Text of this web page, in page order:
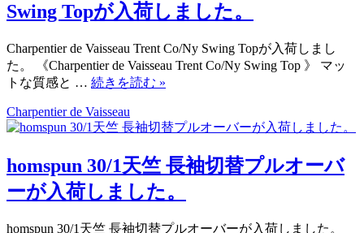
Swing Topが入荷しました。
Charpentier de Vaisseau Trent Co/Ny Swing Topが入荷しまし
た。 《Charpentier de Vaisseau Trent Co/Ny Swing Top 》 マッ
トな質感と … 続きを読む »
Charpentier de Vaisseau
homspun 30/1天竺 長袖切替プルオーバ
ーが入荷しました。
homspun 30/1天竺 長袖切替プルオーバーが入荷しました。